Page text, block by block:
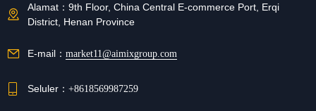
Alamat： 9th Floor, China Central E-commerce Port, Erqi
District, Henan Province
E-mail： market11@aimixgroup.com
Seluler： +8618569987259